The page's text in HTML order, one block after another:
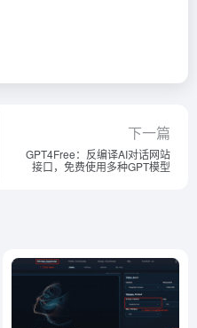
下一篇
GPT4Free：反编译AI对话网站
接口，免费使用多种GPT模型